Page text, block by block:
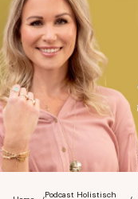
Podcast Holistisch